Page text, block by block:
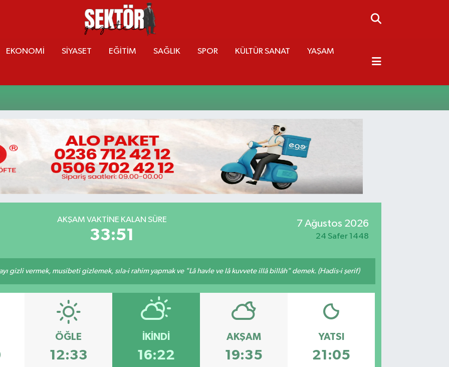
EKONOMİ SİYASET EĞİTİM SAĞLIK SPOR KÜLTÜR SANAT YAŞAM
AKŞAM VAKTINE KALAN SÜRE
33:50
7 Ağustos 2026
24 Safer 1448
gizli vermek, musibeti gizlemek, sıla-i rahim yapmak ve "Lâ havle ve lâ kuvvete illâ billâh" demek. (Hadis-i şerif)
ÖĞLE
12:33
İKINDI
16:22
AKŞAM
19:35
YATSI
21:05